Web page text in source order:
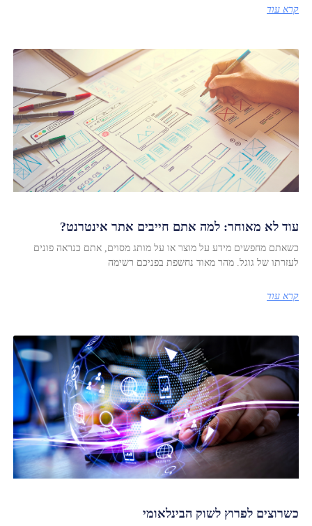
קרא עוד
עוד לא מאוחר: למה אתם חייבים אתר אינטרנט?
כשאתם מחפשים מידע על מוצר או על מותג מסוים, אתם כנראה פונים
לעזרתו של גוגל. מהר מאוד נחשפת בפניכם רשימה
קרא עוד
כשרוצים לפרוץ לשוק הבינלאומי